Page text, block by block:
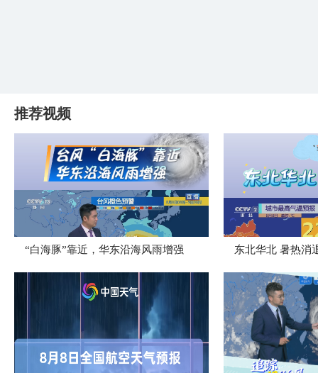
推荐视频
“白海豚”靠近，华东沿海风雨增强 东北华北 暑热消